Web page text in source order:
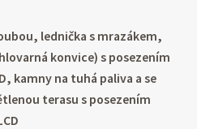
lednička s mrazákem,
konvice) s posezením
kamny na tuhá paliva a se
terasu s posezením